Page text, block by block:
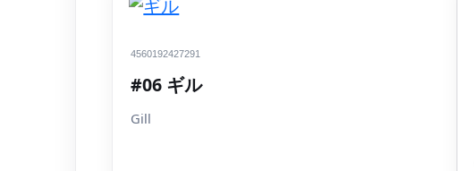
4560192427291
#06 ギル
Gill